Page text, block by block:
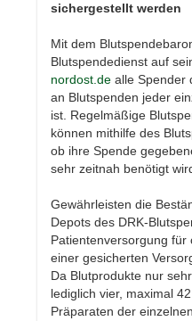
sichergestellt werden
Mit dem
Blutspendedienst auf
nordost.de alle Spender
an Blutspenden jeder
ist. Regelmäßige
können mithilfe des
ob ihre Spende
sehr zeitnah benötigt
Gewährleisten die
Depots des DRK-
Patientenversorgung für
einer gesicherten
Da Blutprodukte nur
lediglich vier, maximal
Präparaten der